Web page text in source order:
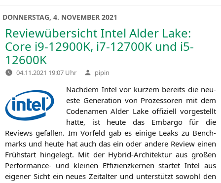
DONNERSTAG, 4. NOVEMBER 2021
Reviewübersicht Intel Alder Lake:
Core i9-12900K, i7-12700K und i5-
12600K
04.11.2021 19:07 Uhr Verfasst
von
pipin
Nach­dem Intel vor kur­zem bereits die neu­
es­te Gene­ra­ti­on von Pro­zes­so­ren mit dem
Code­na­men Alder Lake offi­zi­ell vor­ge­stellt
hat­te, ist heu­te das Embar­go für die
Reviews gefal­len. Im Vor­feld gab es eini­ge Leaks zu Bench­
marks und heu­te hat auch das ein oder ande­re Review einen
Früh­start hin­ge­legt. Mit der Hybrid-Archi­tek­tur aus gro­ßen
Per­for­mance- und klei­nen Effi­zi­enz­ker­nen star­tet Intel aus
eige­ner Sicht ein neu­es Zeit­al­ter und unter­stützt sowohl den